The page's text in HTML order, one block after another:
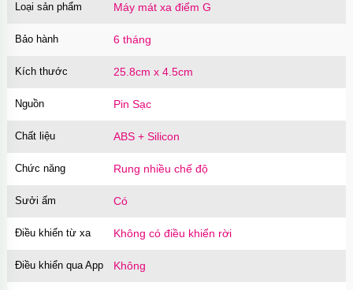
Củ sạc Hoco Mini Travel Charger 10.5W
MãHOCO 90.000₫
Loại sản phẩm Máy mát xa điểm G
Bảo hành 6 tháng
Kích thước 25.8cm x 4.5cm
Nguồn Pin Sạc
Chất liệu ABS + Silicon
Chức năng Rung nhiều chế độ
Sưởi ấm Có
Điều khiển từ xa Không có điều khiển rời
Điều khiển qua App Không